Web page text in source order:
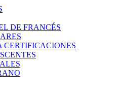
DE FRANCÉS
CERTIFICACIONES